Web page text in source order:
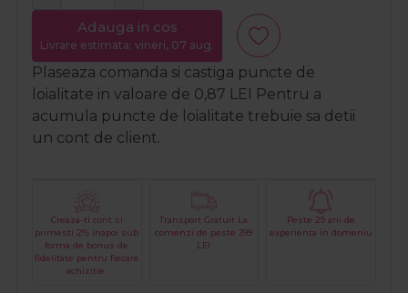
Adauga in cos
Livrare estimata: vineri, 07 aug.
Plaseaza comanda si castiga puncte de
loialitate in valoare de 0,87 LEI Pentru a
acumula puncte de loialitate trebuie sa detii
un cont de client.
Creaza-ti cont si
primesti 2% inapoi sub
forma de bonus de
fidelitate pentru fiecare
achizitie.
Transport Gratuit La
comenzi de peste 399
LEI
Peste 29 ani de
experienta in domeniu